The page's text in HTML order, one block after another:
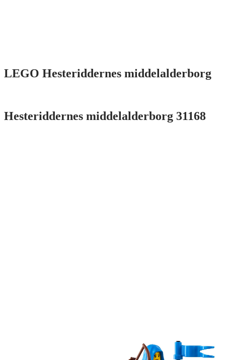
LEGO Hesteriddernes middelalderborg
Hesteriddernes middelalderborg 31168